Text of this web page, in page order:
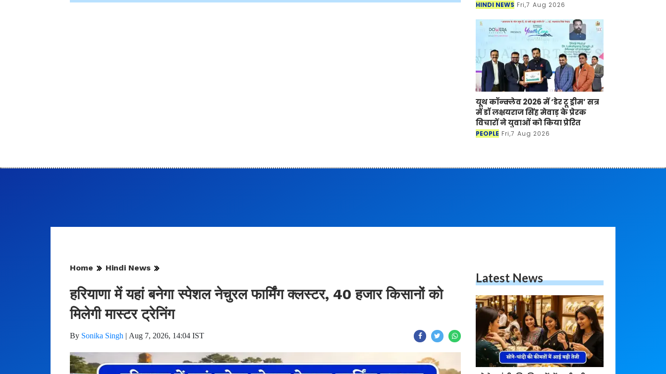
HINDI NEWS Fri,7 Aug 2026
यूथ कॉन्क्लेव 2026 में ‘डेर टू ड्रीम’ सत्र
में डॉ लक्षयराज सिंह मेवाड़ के प्रेरक
विचारों ने युवाओं को किया प्रेरित
PEOPLE Fri,7 Aug 2026
Home Hindi News
हरियाणा में यहां बनेगा स्पेशल नेचुरल फार्मिंग क्लस्टर, 40 हजार किसानों को
मिलेगी मास्टर ट्रेनिंग
By Sonika Singh | Aug 7, 2026, 14:04 IST
Latest News